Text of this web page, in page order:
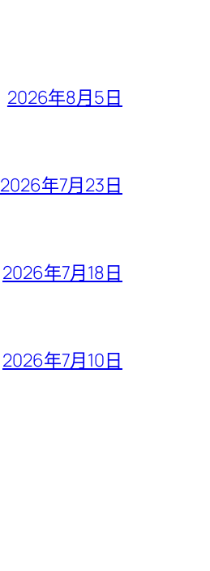
2026年8月5日
2026年7月23日
2026年7月18日
2026年7月10日